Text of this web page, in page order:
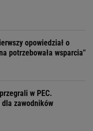
opowiedział o
potrzebowała wsparcia"
w PEC.
zawodników